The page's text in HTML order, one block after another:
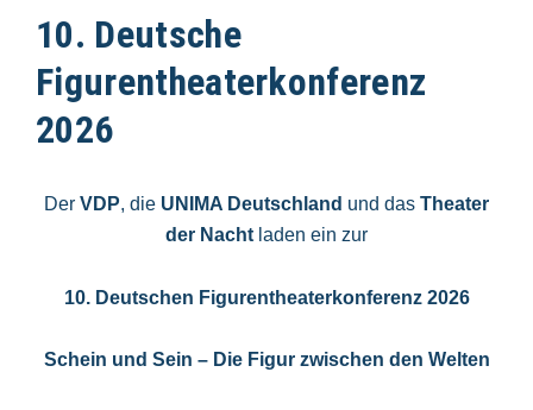
10. Deutsche
Figurentheaterkonferenz
2026
Der VDP, die UNIMA Deutschland und das Theater
der Nacht laden ein zur
10. Deutschen Figurentheaterkonferenz 2026
Schein und Sein – Die Figur zwischen den Welten